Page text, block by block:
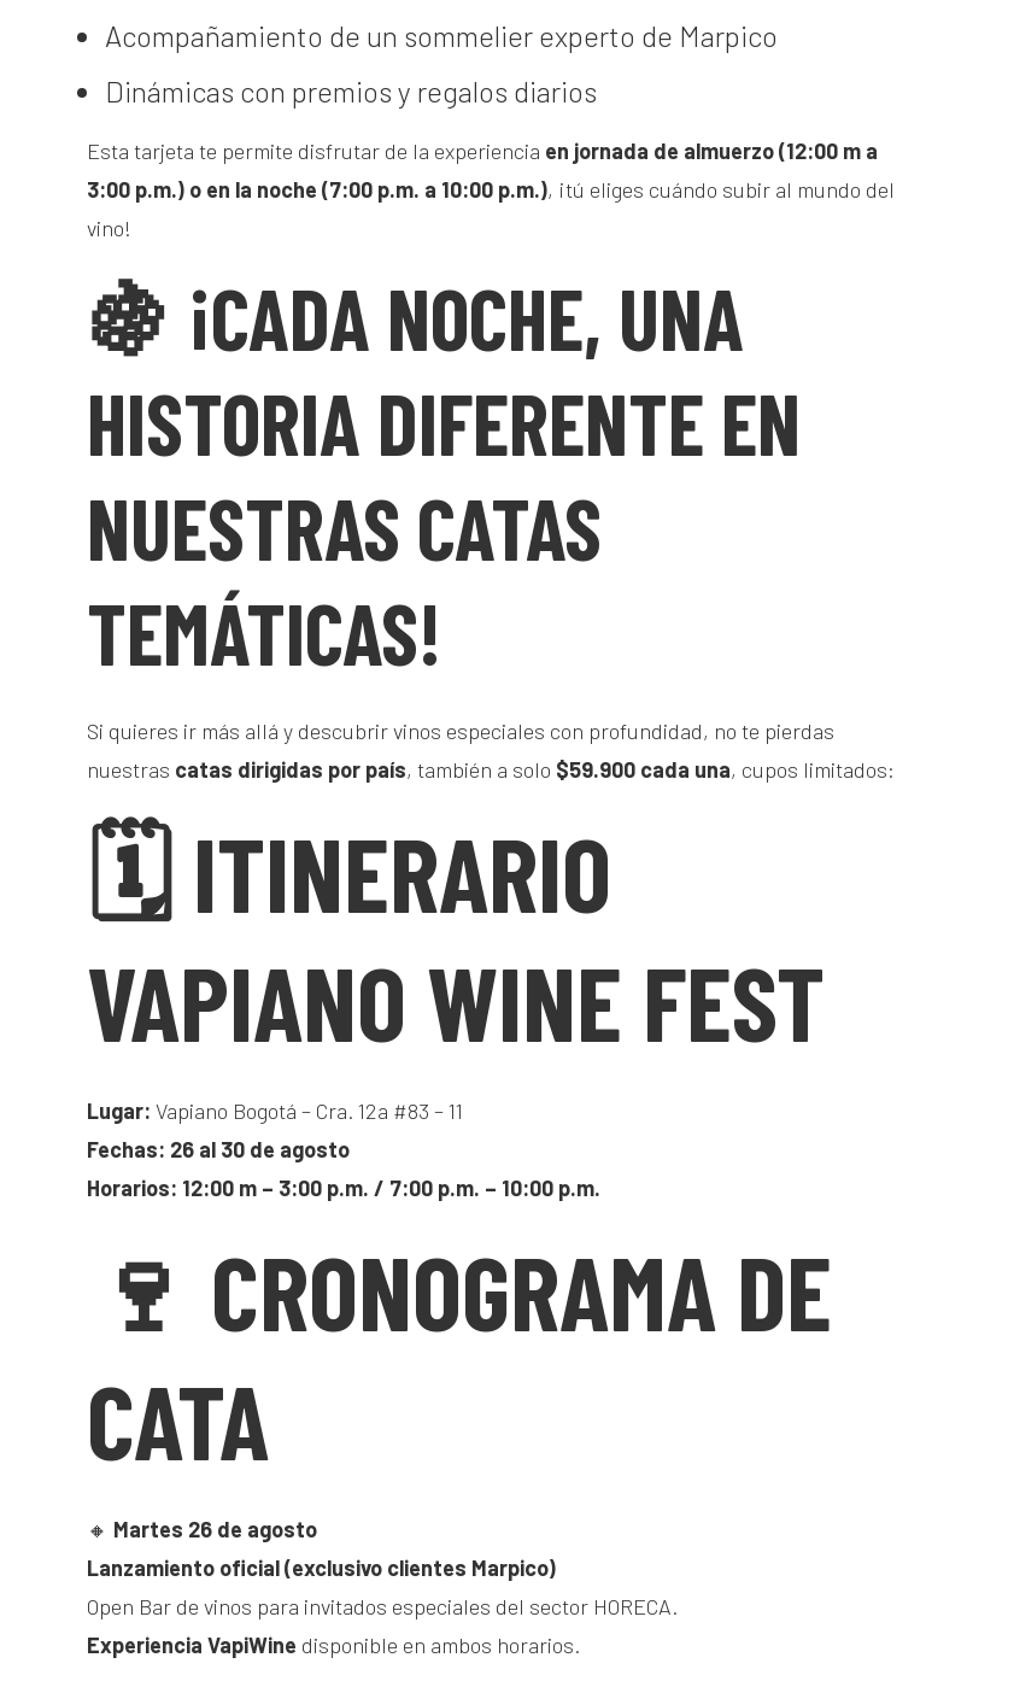
Acompañamiento de un sommelier experto de Marpico
Dinámicas con premios y regalos diarios
Esta tarjeta te permite disfrutar de la experiencia en jornada de almuerzo (12:00 m a
3:00 p.m.) o en la noche (7:00 p.m. a 10:00 p.m.), ¡tú eliges cuándo subir al mundo del
vino!
🍇 ¡CADA NOCHE, UNA
HISTORIA DIFERENTE EN
NUESTRAS CATAS
TEMÁTICAS!
Si quieres ir más allá y descubrir vinos especiales con profundidad, no te pierdas
nuestras catas dirigidas por país, también a solo $59.900 cada una, cupos limitados:
🗓️ ITINERARIO
VAPIANO WINE FEST
Lugar: Vapiano Bogotá – Cra. 12a #83 – 11
Fechas: 26 al 30 de agosto
Horarios: 12:00 m – 3:00 p.m. / 7:00 p.m. – 10:00 p.m.
🍷 CRONOGRAMA DE
CATA
🔸 Martes 26 de agosto
Lanzamiento oficial (exclusivo clientes Marpico)
Open Bar de vinos para invitados especiales del sector HORECA.
Experiencia VapiWine disponible en ambos horarios.